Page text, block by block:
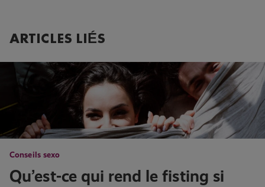
ARTICLES LIÉS
Conseils sexo
Qu’est-ce qui rend le fisting si